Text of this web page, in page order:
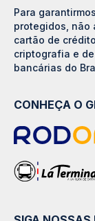
Para
protegidos, não
cartão de
criptografia e
bancárias do
CONHEÇA O